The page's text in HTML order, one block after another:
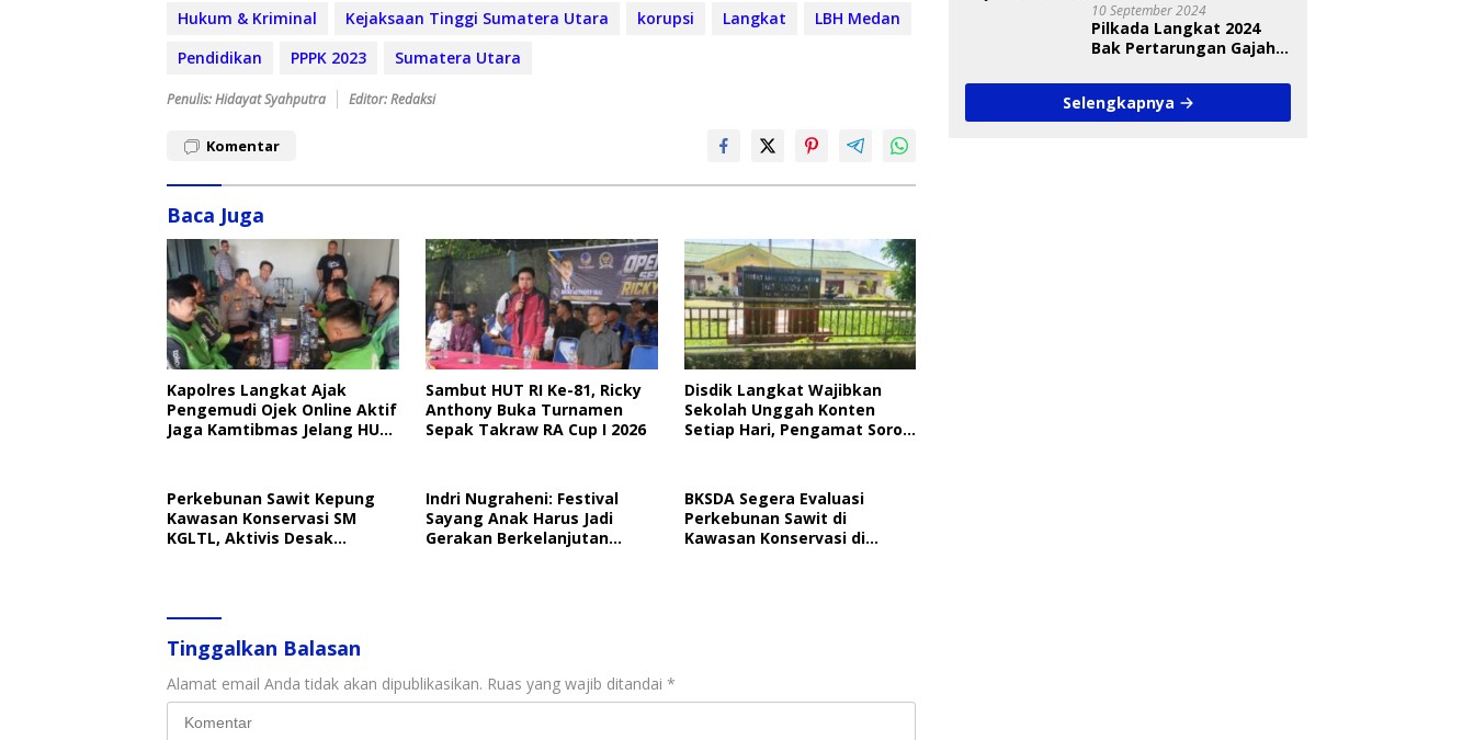
Hukum & Kriminal Kejaksaan Tinggi Sumatera Utara korupsi Langkat
LBH Medan
Pendidikan
PPPK 2023 Sumatera Utara
Penulis: Hidayat Syahputra Editor: Redaksi
Komentar
Baca Juga
Kapolres Langkat Ajak
Pengemudi Ojek Online Aktif
Jaga Kamtibmas Jelang HUT
Sambut HUT RI Ke-81, Ricky
Anthony Buka Turnamen
Sepak Takraw RA Cup I 2026
Disdik Langkat Wajibkan
Sekolah Unggah Konten
Setiap Hari, Pengamat Soroti
Perkebunan Sawit Kepung
Kawasan Konservasi SM
KGLTL, Aktivis Desak
Indri Nugraheni: Festival
Sayang Anak Harus Jadi
Gerakan Berkelanjutan
BKSDA Segera Evaluasi
Perkebunan Sawit di
Kawasan Konservasi di
Tinggalkan Balasan
Alamat email Anda tidak akan dipublikasikan. Ruas yang wajib ditandai *
10 September 2024
Pilkada Langkat 2024
Bak Pertarungan Gajah
Selengkapnya